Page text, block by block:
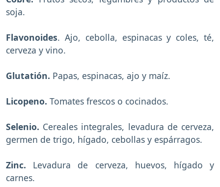
soja.
Flavonoides. Ajo, cebolla, espinacas y coles, té,
cerveza y vino.
Glutatión. Papas, espinacas, ajo y maíz.
Licopeno. Tomates frescos o cocinados.
Selenio. Cereales integrales, levadura de cerveza,
germen de trigo, hígado, cebollas y espárragos.
Zinc. Levadura de cerveza, huevos, hígado y
carnes.